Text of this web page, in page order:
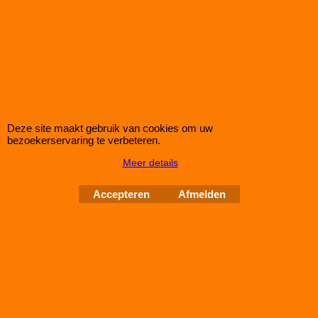
Verbreding: 30mm per wiel (60mm per as)
IMPROMAXXL-Tec Shop 2026
Deze site maakt gebruik van cookies om uw
bezoekerservaring te verbeteren.
Meer details
Accepteren Afmelden